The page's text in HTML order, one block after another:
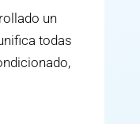
un
todas